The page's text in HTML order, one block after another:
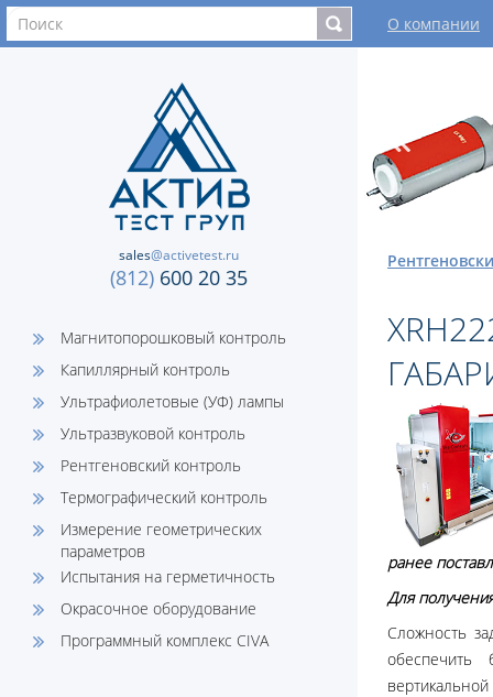
О компании
sales@activetest.ru
(812) 600 20 35
Магнитопорошковый контроль
Капиллярный контроль
Ультрафиолетовые (УФ) лампы
Ультразвуковой контроль
Рентгеновский контроль
Термографический контроль
Измерение геометрических
параметров
Испытания на герметичность
Окрасочное оборудование
Программный комплекс CIVA
ранее
Для
Сложность
обеспечить